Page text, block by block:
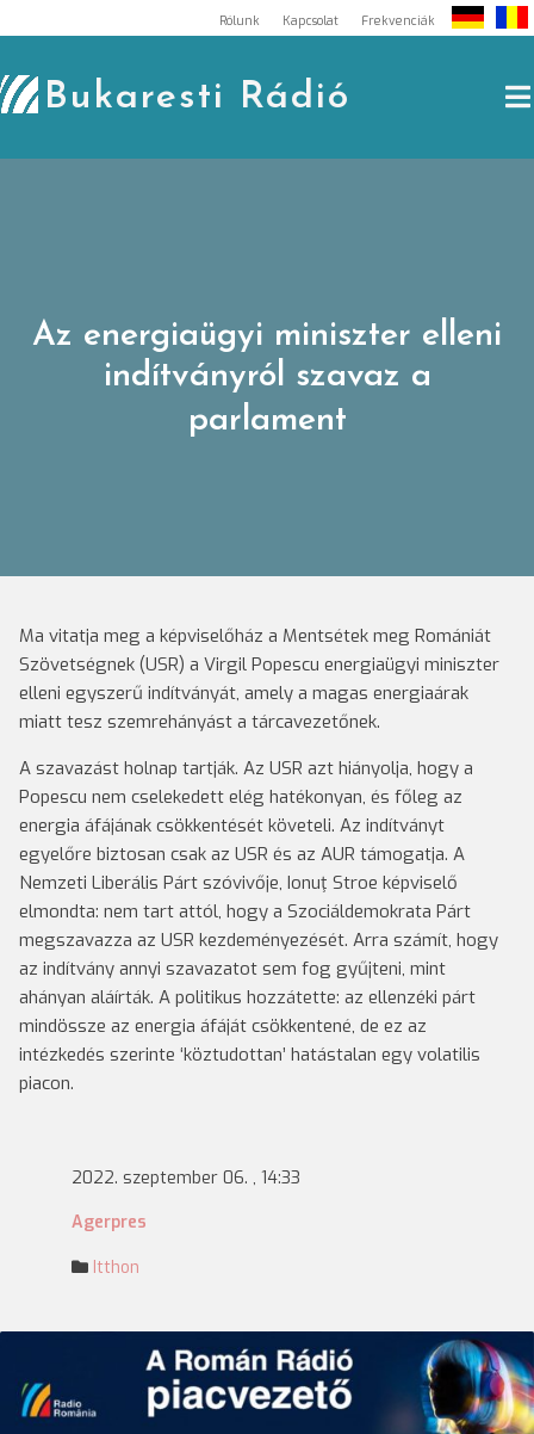
to
content
Rólunk Kapcsolat Frekvenciák
Bukaresti Rádió
Az energiaügyi miniszter elleni
indítványról szavaz a
parlament
Ma vitatja meg a képviselőház a Mentsétek meg Romániát
Szövetségnek (USR) a Virgil Popescu energiaügyi miniszter
elleni egyszerű indítványát, amely a magas energiaárak
miatt tesz szemrehányást a tárcavezetőnek.
A szavazást holnap tartják. Az USR azt hiányolja, hogy a
Popescu nem cselekedett elég hatékonyan, és főleg az
energia áfájának csökkentését követeli. Az indítványt
egyelőre biztosan csak az USR és az AUR támogatja. A
Nemzeti Liberális Párt szóvivője, Ionuţ Stroe képviselő
elmondta: nem tart attól, hogy a Szociáldemokrata Párt
megszavazza az USR kezdeményezését. Arra számít, hogy
az indítvány annyi szavazatot sem fog gyűjteni, mint
ahányan aláírták. A politikus hozzátette: az ellenzéki párt
mindössze az energia áfáját csökkentené, de ez az
intézkedés szerinte ‘köztudottan’ hatástalan egy volatilis
piacon.
2022. szeptember 06. , 14:33
Agerpres
Itthon